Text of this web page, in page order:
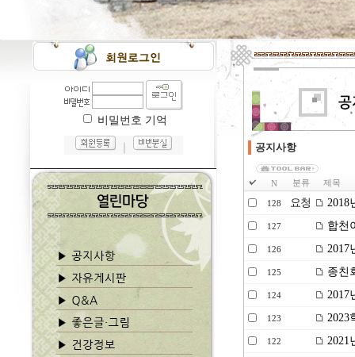
비밀번호 기억
공지사항
N 분류 제목
128 요청 2018
127 합천
126 2017
125 종친
124 2017
123 2023
122 2021